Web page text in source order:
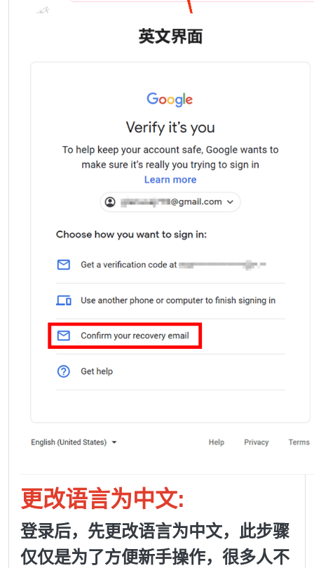
更改语言为中文:
登录后，先更改语言为中文，此步骤
仅仅是为了方便新手操作，很多人不